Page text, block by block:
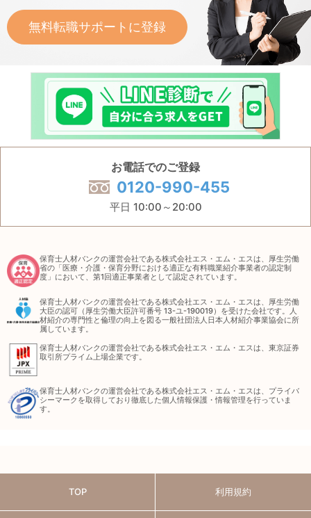
無料転職サポートに登録
お電話でのご登録
0120-990-455
平日 10:00～20:00
保育士人材バンクの運営会社である株式会社エス・エム・エスは、厚生労働
省の「医療・介護・保育分野における適正な有料職業紹介事業者の認定制
度」において、第1回適正事業者として認定されています。
保育士人材バンクの運営会社である株式会社エス・エム・エスは、厚生労働
大臣の認可（厚生労働大臣許可番号 13-ユ-190019）を受けた会社です。人
材紹介の専門性と倫理の向上を図る一般社団法人日本人材紹介事業協会に所
属しています。
保育士人材バンクの運営会社である株式会社エス・エム・エスは、東京証券
取引所プライム上場企業です。
保育士人材バンクの運営会社である株式会社エス・エム・エスは、プライバ
シーマークを取得しており徹底した個人情報保護・情報管理を行っていま
す。
TOP 利用規約